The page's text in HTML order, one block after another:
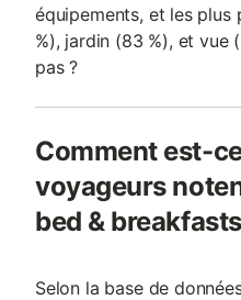
équipements, et les plus
%), jardin (83 %), et vue
pas ?
Comment est-
voyageurs
bed &
Selon la base de